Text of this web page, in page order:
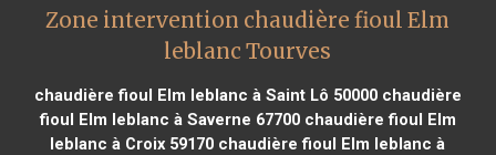
Zone intervention chaudière fioul Elm
leblanc Tourves
chaudière fioul Elm leblanc à Saint Lô 50000chaudière
fioul Elm leblanc à Saverne 67700chaudière fioul Elm
leblanc à Croix 59170 chaudière fioul Elm leblanc à